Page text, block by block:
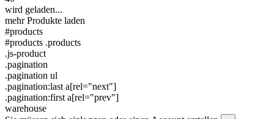
wird geladen...
mehr Produkte laden
#products
#products .products
.js-product
.pagination
.pagination ul
.pagination:last a[rel="next"]
.pagination:first a[rel="prev"]
warehouse